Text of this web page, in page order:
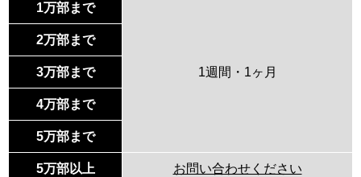
1万部まで
1週間・1ヶ月
2万部まで
3万部まで
4万部まで
5万部まで
5万部以上 お問い合わせください